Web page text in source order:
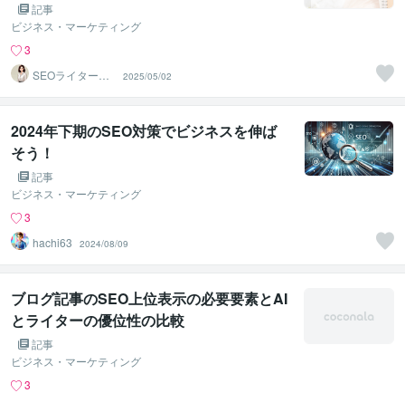
記事
ビジネス・マーケティング
3
SEOライターMi
2025/05/02
2024年下期のSEO対策でビジネスを伸ば
そう！
記事
ビジネス・マーケティング
3
hachi63
2024/08/09
ブログ記事のSEO上位表示の必要要素とAI
とライターの優位性の比較
記事
ビジネス・マーケティング
3